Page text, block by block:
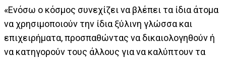
«Ενόσω ο κόσμος συνεχίζει να βλέπει τα ίδια άτομα
να χρησιμοποιούν την ίδια ξύλινη γλώσσα και
επιχειρήματα, προσπαθώντας να δικαιολογηθούν ή
να κατηγορούν τους άλλους για να καλύπτουν τα